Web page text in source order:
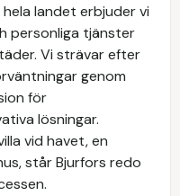
landet erbjuder vi
personliga tjänster
Vi strävar efter
genom
för
lösningar.
vid havet, en
står Bjurfors redo